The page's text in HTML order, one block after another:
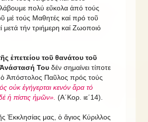
πολύ εὔκολα ἀπό τούς
μέ τούς Μαθητές καί πρό τοῦ
μετά τήν τριήμερη καί Ζωοποιό
ἐπετείου τοῦ θανάτου τοῦ
Ἀνάστασή Του δέν σημαίνει τίποτε
ὁ Ἀπόστολος Παῦλος πρός τούς
οὐκ ἐγήγερται κενόν ἄρα τό
ἡ πίστις ἡμῶν». (Α΄Κορ. ιε΄14).
Ἐκκλησίας μας, ὁ ἅγιος Κύριλλος